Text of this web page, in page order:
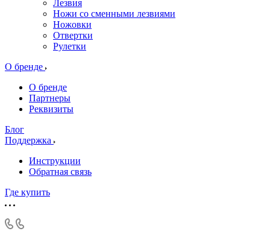
Лезвия
Ножи со сменными лезвиями
Ножовки
Отвертки
Рулетки
О бренде
О бренде
Партнеры
Реквизиты
Блог
Поддержка
Инструкции
Обратная связь
Где купить